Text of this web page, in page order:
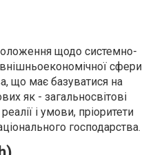
щодо системно-
сфери
що має базуватися на
як - загальносвітові
і умови, пріоритети
господарства.